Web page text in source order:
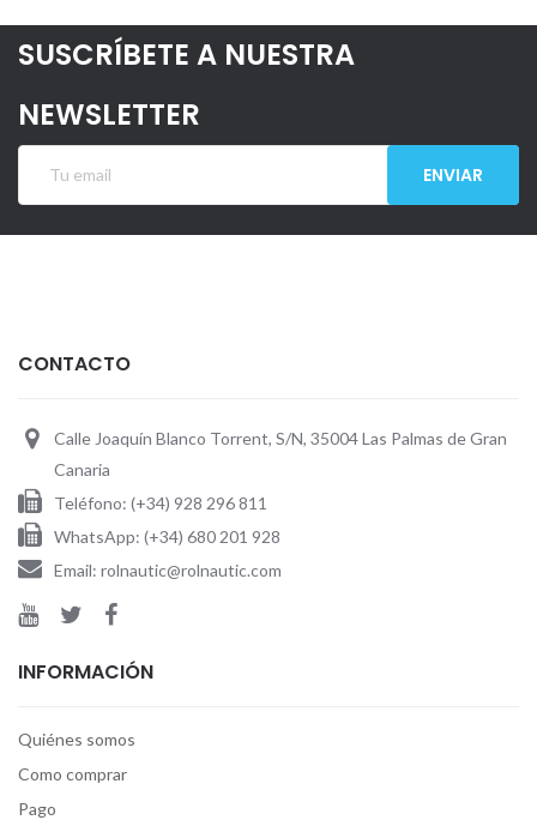
SUSCRÍBETE A NUESTRA
NEWSLETTER
ENVIAR
CONTACTO
Calle Joaquín Blanco Torrent, S/N, 35004 Las Palmas de Gran
Canaria
Teléfono: (+34) 928 296 811
WhatsApp: (+34) 680 201 928
Email: rolnautic@rolnautic.com
INFORMACIÓN
Quiénes somos
Como comprar
Pago